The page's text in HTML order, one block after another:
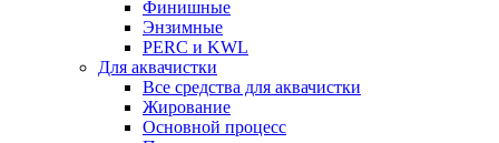
Финишные
Энзимные
PERC и KWL
Для аквачистки
Все средства для аквачистки
Жирование
Основной процесс